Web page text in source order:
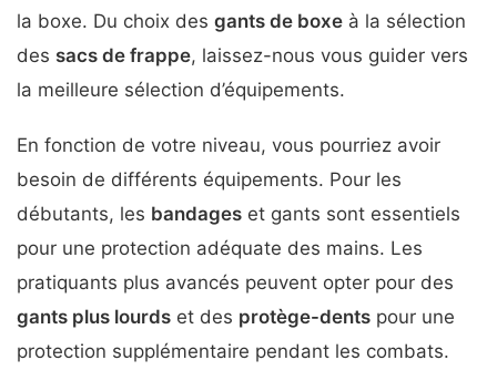
la boxe. Du choix des gants de boxe à la sélection
des sacs de frappe, laissez-nous vous guider vers
la meilleure sélection d’équipements.
En fonction de votre niveau, vous pourriez avoir
besoin de différents équipements. Pour les
débutants, les bandages et gants sont essentiels
pour une protection adéquate des mains. Les
pratiquants plus avancés peuvent opter pour des
gants plus lourds et des protège-dents pour une
protection supplémentaire pendant les combats.